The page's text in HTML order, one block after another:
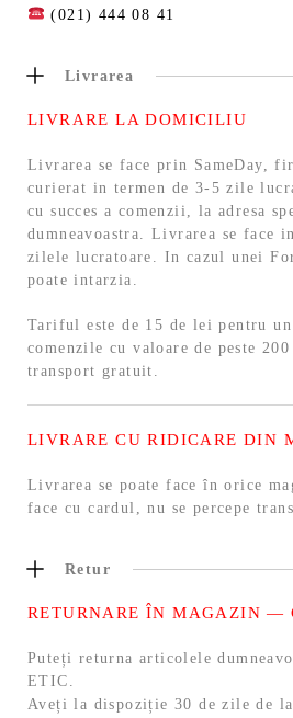
(021) 444 08 41
Livrarea
LIVRARE LA DOMICILIU
Livrarea se face prin SameDay,
curierat in termen de 3-5 zile
cu succes a comenzii, la adresa
dumneavoastra. Livrarea se face
zilele lucratoare. In cazul unei
poate intarzia.
Tariful este de 15 de lei pentru
comenzile cu valoare de peste
transport gratuit.
LIVRARE CU RIDICARE DIN
Livrarea se poate face în orice
face cu cardul, nu se percepe
Retur
RETURNARE ÎN MAGAZIN —
Puteți returna articolele
ETIC.
Aveți la dispoziție 30 de zile de